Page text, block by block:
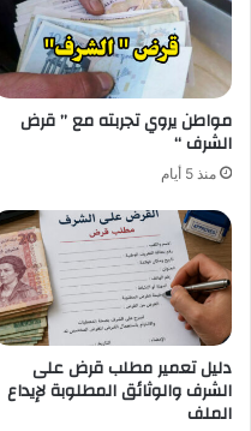
مواطن يروي تجربته مع ” قرض
الشرف “
منذ 5 أيام
دليل تعمير مطلب قرض على
الشرف والوثائق المطلوبة لإيداع
الملف